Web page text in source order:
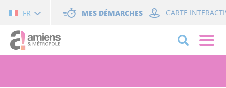
FR MES DÉMARCHES CARTE